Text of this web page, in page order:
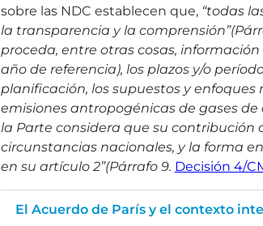
sobre las NDC establecen que, “todas
la transparencia y la comprensión”
proceda, entre otras cosas,
año de referencia), los plazos y/o
planificación, los supuestos y
emisiones antropogénicas de gases de
la Parte considera que su contribución
circunstancias nacionales, y la forma
en su artículo 2”(Párrafo 9. Decisión 4/
El Acuerdo de París y el contexto